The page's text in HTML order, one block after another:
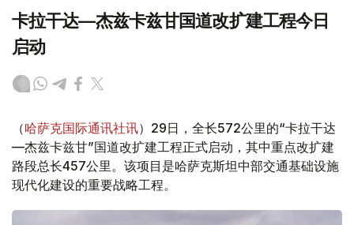
卡拉干达—杰兹卡兹甘国道改扩建工程今日
启动
（哈萨克国际通讯社讯）29日，全长572公里的“卡拉干达
—杰兹卡兹甘”国道改扩建工程正式启动，其中重点改扩建
路段总长457公里。该项目是哈萨克斯坦中部交通基础设施
现代化建设的重要战略工程。